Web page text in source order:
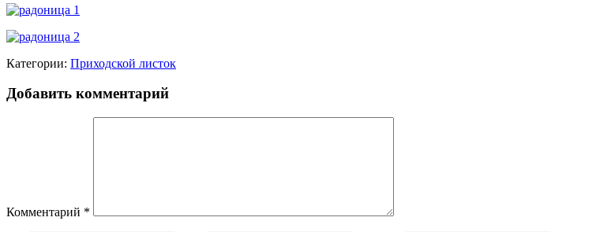
Категории: Приходской листок
Добавить комментарий
Комментарий *